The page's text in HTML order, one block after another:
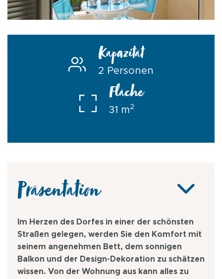
Kapazität
2 Personen
Fläche
31 m2
Präsentation
Im Herzen des Dorfes in einer der schönsten
Straßen gelegen, werden Sie den Komfort mit
seinem angenehmen Bett, dem sonnigen
Balkon und der Design-Dekoration zu schätzen
wissen. Von der Wohnung aus kann alles zu